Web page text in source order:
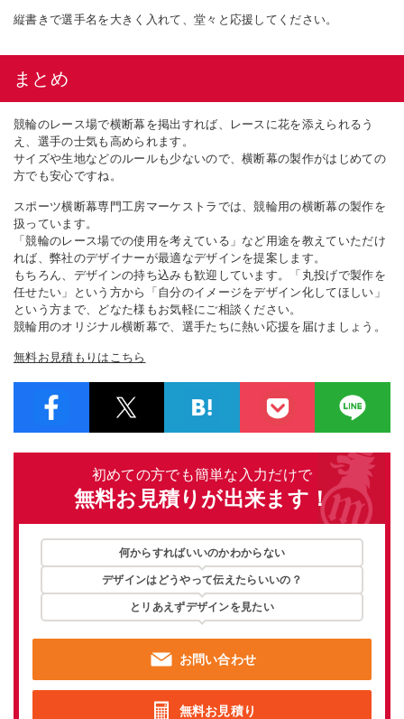
縦書きで選手名を大きく入れて、堂々と応援してください。
まとめ
競輪のレース場で横断幕を掲出すれば、レースに花を添えられるう
え、選手の士気も高められます。
サイズや生地などのルールも少ないので、横断幕の製作がはじめての
方でも安心ですね。
スポーツ横断幕専門工房マーケストラでは、競輪用の横断幕の製作を
扱っています。
「競輪のレース場での使用を考えている」など用途を教えていただけ
れば、弊社のデザイナーが最適なデザインを提案します。
もちろん、デザインの持ち込みも歓迎しています。「丸投げで製作を
任せたい」という方から「自分のイメージをデザイン化してほしい」
という方まで、どなた様もお気軽にご相談ください。
競輪用のオリジナル横断幕で、選手たちに熱い応援を届けましょう。
無料お見積もりはこちら
初めての方でも簡単な入力だけで
無料お見積りが出来ます！
何からすればいいのかわからない
デザインはどうやって伝えたらいいの？
とリあえずデザインを見たい
お問い合わせ
無料お見積り